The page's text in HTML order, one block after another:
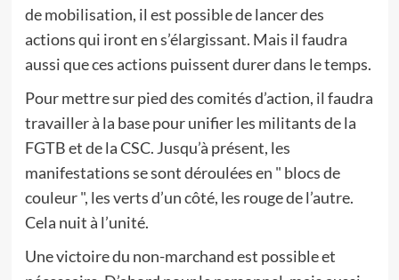
de mobilisation, il est possible de lancer des
actions qui iront en s’élargissant. Mais il faudra
aussi que ces actions puissent durer dans le temps.
Pour mettre sur pied des comités d’action, il faudra
travailler à la base pour unifier les militants de la
FGTB et de la CSC. Jusqu’à présent, les
manifestations se sont déroulées en " blocs de
couleur ", les verts d’un côté, les rouge de l’autre.
Cela nuit à l’unité.
Une victoire du non-marchand est possible et